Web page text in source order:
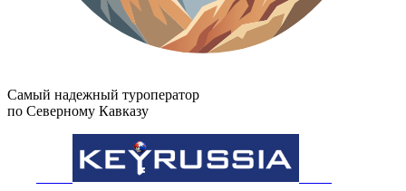
Самый надежный туроператор
по Северному Кавказу